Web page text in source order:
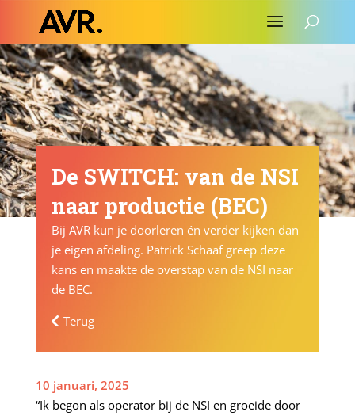
De SWITCH: van de NSI
naar productie (BEC)
Bij AVR kun je doorleren én verder kijken dan
je eigen afdeling. Patrick Schaaf greep deze
kans en maakte de overstap van de NSI naar
de BEC.
Terug
10 januari, 2025
“Ik begon als operator bij de NSI en groeide door